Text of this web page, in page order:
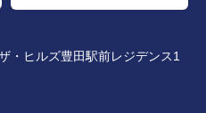
・ヒルズ豊田駅前レジデンス1